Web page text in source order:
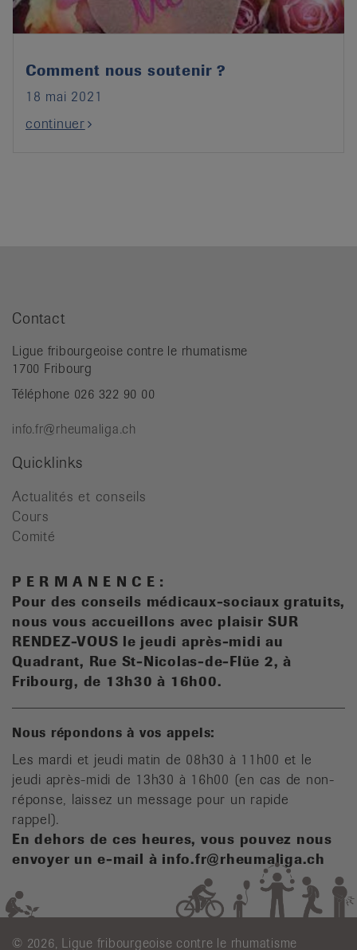
Comment nous soutenir ?
18 mai 2021
continuer
Contact
Ligue fribourgeoise contre le rhumatisme
1700 Fribourg
Téléphone 026 322 90 00
info.fr@rheumaliga.ch
Quicklinks
Actualités et conseils
Cours
Comité
P E R M A N E N C E :
Pour des conseils médicaux-sociaux gratuits,
nous vous accueillons avec plaisir SUR
RENDEZ-VOUS le jeudi après-midi au
Quadrant, Rue St-Nicolas-de-Flüe 2, à
Fribourg, de 13h30 à 16h00.
Nous répondons à vos appels:
Les mardi et jeudi matin de 08h30 à 11h00 et le
jeudi après-midi de 13h30 à 16h00 (en cas de non-
réponse, laissez un message pour un rapide
rappel).
En dehors de ces heures, vous pouvez nous
envoyer un e-mail à info.fr@rheumaliga.ch
© 2026, Ligue fribourgeoise contre le rhumatisme